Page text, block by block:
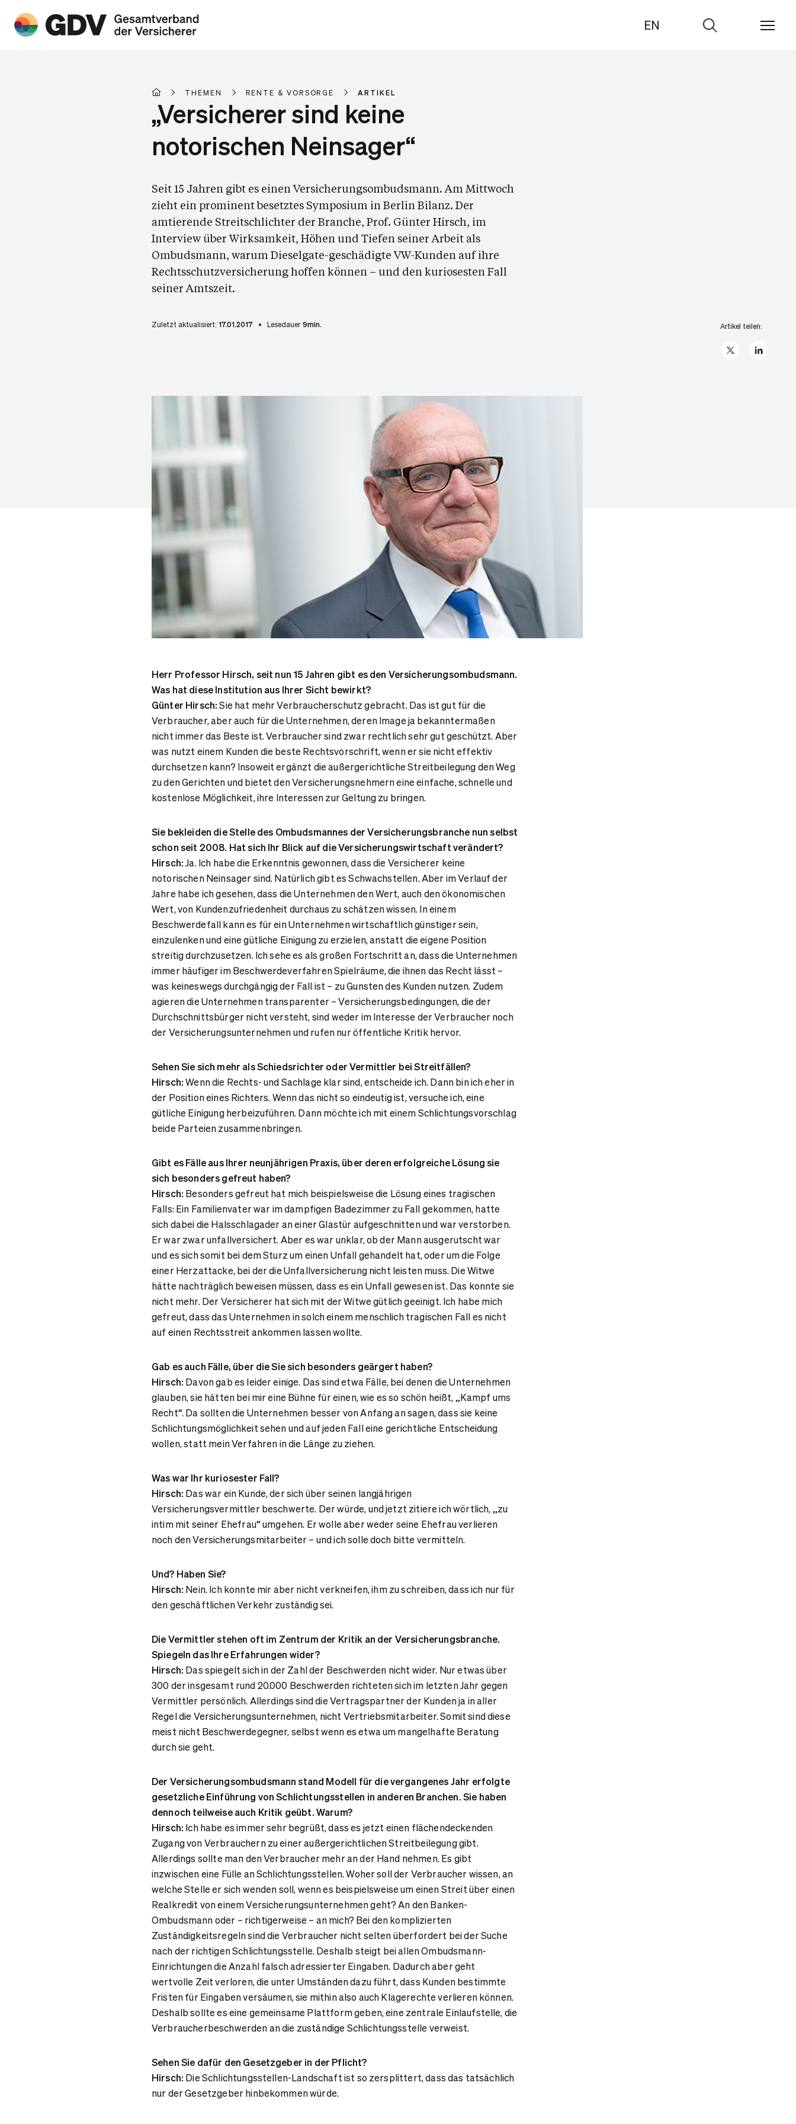
EN
Zur
THEMEN RENTE & VORSORGE ARTIKEL
„Versicherer sind keine
notorischen Neinsager“
Seit 15 Jahren gibt es einen Versicherungsombudsmann. Am Mittwoch
zieht ein prominent besetztes Symposium in Berlin Bilanz. Der
amtierende Streitschlichter der Branche, Prof. Günter Hirsch, im
Interview über Wirksamkeit, Höhen und Tiefen seiner Arbeit als
Ombudsmann, warum Dieselgate-geschädigte VW-Kunden auf ihre
Rechtsschutzversicherung hoffen können – und den kuriosesten Fall
seiner Amtszeit.
Zuletzt aktualisiert: 17.01.2017 Lesedauer 9min. Artikel teilen:
X linkedIn
Herr Professor Hirsch, seit nun 15 Jahren gibt es den Versicherungsombudsmann.
Was hat diese Institution aus Ihrer Sicht bewirkt?
Günter Hirsch:Sie hat mehr Verbraucherschutz gebracht. Das ist gut für die
Verbraucher, aber auch für die Unternehmen, deren Image ja bekanntermaßen
nicht immer das Beste ist. Verbraucher sind zwar rechtlich sehr gut geschützt. Aber
was nutzt einem Kunden die beste Rechtsvorschrift, wenn er sie nicht effektiv
durchsetzen kann? Insoweit ergänzt die außergerichtliche Streitbeilegung den Weg
zu den Gerichten und bietet den Versicherungsnehmern eine einfache, schnelle und
kostenlose Möglichkeit, ihre Interessen zur Geltung zu bringen.
Sie bekleiden die Stelle des Ombudsmannes der Versicherungsbranche nun selbst
schon seit 2008. Hat sich Ihr Blick auf die Versicherungswirtschaft verändert?
Hirsch:Ja. Ich habe die Erkenntnis gewonnen, dass die Versicherer keine
notorischen Neinsager sind. Natürlich gibt es Schwachstellen. Aber im Verlauf der
Jahre habe ich gesehen, dass die Unternehmen den Wert, auch den ökonomischen
Wert, von Kundenzufriedenheit durchaus zu schätzen wissen. In einem
Beschwerdefall kann es für ein Unternehmen wirtschaftlich günstiger sein,
einzulenken und eine gütliche Einigung zu erzielen, anstatt die eigene Position
streitig durchzusetzen. Ich sehe es als großen Fortschritt an, dass die Unternehmen
immer häufiger im Beschwerdeverfahren Spielräume, die ihnen das Recht lässt –
was keineswegs durchgängig der Fall ist – zu Gunsten des Kunden nutzen. Zudem
agieren die Unternehmen transparenter – Versicherungsbedingungen, die der
Durchschnittsbürger nicht versteht, sind weder im Interesse der Verbraucher noch
der Versicherungsunternehmen und rufen nur öffentliche Kritik hervor.
Sehen Sie sich mehr als Schiedsrichter oder Vermittler bei Streitfällen?
Hirsch:Wenn die Rechts- und Sachlage klar sind, entscheide ich. Dann bin ich eher in
der Position eines Richters. Wenn das nicht so eindeutig ist, versuche ich, eine
gütliche Einigung herbeizuführen. Dann möchte ich mit einem Schlichtungsvorschlag
beide Parteien zusammenbringen.
Gibt es Fälle aus Ihrer neunjährigen Praxis, über deren erfolgreiche Lösung sie
sich besonders gefreut haben?
Hirsch: Besonders gefreut hat mich beispielsweise die Lösung eines tragischen
Falls: Ein Familienvater war im dampfigen Badezimmer zu Fall gekommen, hatte
sich dabei die Halsschlagader an einer Glastür aufgeschnitten und war verstorben.
Er war zwar unfallversichert. Aber es war unklar, ob der Mann ausgerutscht war
und es sich somit bei dem Sturz um einen Unfall gehandelt hat, oder um die Folge
einer Herzattacke, bei der die Unfallversicherung nicht leisten muss. Die Witwe
hätte nachträglich beweisen müssen, dass es ein Unfall gewesen ist. Das konnte sie
nicht mehr. Der Versicherer hat sich mit der Witwe gütlich geeinigt. Ich habe mich
gefreut, dass das Unternehmen in solch einem menschlich tragischen Fall es nicht
auf einen Rechtsstreit ankommen lassen wollte.
Gab es auch Fälle, über die Sie sich besonders geärgert haben?
Hirsch: Davon gab es leider einige. Das sind etwa Fälle, bei denen die Unternehmen
glauben, sie hätten bei mir eine Bühne für einen, wie es so schön heißt, „Kampf ums
Recht“. Da sollten die Unternehmen besser von Anfang an sagen, dass sie keine
Schlichtungsmöglichkeit sehen und auf jeden Fall eine gerichtliche Entscheidung
wollen, statt mein Verfahren in die Länge zu ziehen.
Was war Ihr kuriosester Fall?
Hirsch: Das war ein Kunde, der sich über seinen langjährigen
Versicherungsvermittler beschwerte. Der würde, und jetzt zitiere ich wörtlich, „zu
intim mit seiner Ehefrau“ umgehen. Er wolle aber weder seine Ehefrau verlieren
noch den Versicherungsmitarbeiter – und ich solle doch bitte vermitteln.
Und? Haben Sie?
Hirsch: Nein. Ich konnte mir aber nicht verkneifen, ihm zu schreiben, dass ich nur für
den geschäftlichen Verkehr zuständig sei.
Die Vermittler stehen oft im Zentrum der Kritik an der Versicherungsbranche.
Spiegeln das Ihre Erfahrungen wider?
Hirsch: Das spiegelt sich in der Zahl der Beschwerden nicht wider. Nur etwas über
300 der insgesamt rund 20.000 Beschwerden richteten sich im letzten Jahr gegen
Vermittler persönlich. Allerdings sind die Vertragspartner der Kunden ja in aller
Regel die Versicherungsunternehmen, nicht Vertriebsmitarbeiter. Somit sind diese
meist nicht Beschwerdegegner, selbst wenn es etwa um mangelhafte Beratung
durch sie geht.
Der Versicherungsombudsmann stand Modell für die vergangenes Jahr erfolgte
gesetzliche Einführung von Schlichtungsstellen in anderen Branchen. Sie haben
dennoch teilweise auch Kritik geübt. Warum?
Hirsch: Ich habe es immer sehr begrüßt, dass es jetzt einen flächendeckenden
Zugang von Verbrauchern zu einer außergerichtlichen Streitbeilegung gibt.
Allerdings sollte man den Verbraucher mehr an der Hand nehmen. Es gibt
inzwischen eine Fülle an Schlichtungsstellen. Woher soll der Verbraucher wissen, an
welche Stelle er sich wenden soll, wenn es beispielsweise um einen Streit über einen
Realkredit von einem Versicherungsunternehmen geht? An den Banken-
Ombudsmann oder – richtigerweise – an mich? Bei den komplizierten
Zuständigkeitsregeln sind die Verbraucher nicht selten überfordert bei der Suche
nach der richtigen Schlichtungsstelle. Deshalb steigt bei allen Ombudsmann-
Einrichtungen die Anzahl falsch adressierter Eingaben. Dadurch aber geht
wertvolle Zeit verloren, die unter Umständen dazu führt, dass Kunden bestimmte
Fristen für Eingaben versäumen, sie mithin also auch Klagerechte verlieren können.
Deshalb sollte es eine gemeinsame Plattform geben, eine zentrale Einlaufstelle, die
Verbraucherbeschwerden an die zuständige Schlichtungsstelle verweist.
Sehen Sie dafür den Gesetzgeber in der Pflicht?
Hirsch: Die Schlichtungsstellen-Landschaft ist so zersplittert, dass das tatsächlich
nur der Gesetzgeber hinbekommen würde.